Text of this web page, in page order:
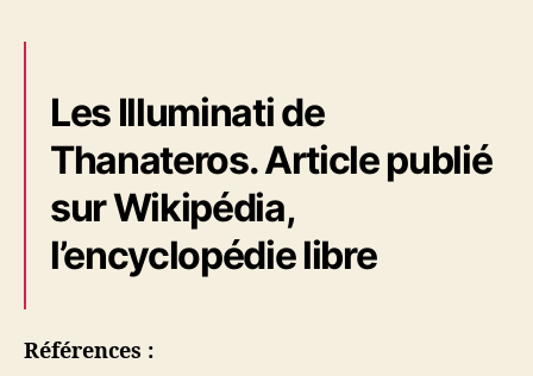
Les Illuminati de
Thanateros. Article publié
sur Wikipédia,
l’encyclopédie libre
Références :